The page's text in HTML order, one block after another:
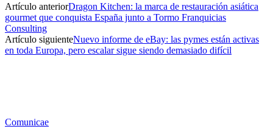
Artículo anteriorDragon Kitchen: la marca de restauración asiática
gourmet que conquista España junto a Tormo Franquicias
Consulting
Artículo siguienteNuevo informe de eBay: las pymes están activas
en toda Europa, pero escalar sigue siendo demasiado difícil
Comunicae